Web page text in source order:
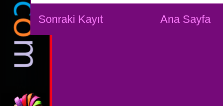
Sonraki Kayıt Ana Sayfa